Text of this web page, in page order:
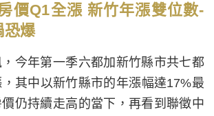
價Q1全漲 新竹年漲雙位數-
恐爆
今年第一季六都加新竹縣市共七都
其中以新竹縣市的年漲幅達17%最
仍持續走高的當下，再看到聯徵中